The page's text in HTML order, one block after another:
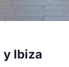
у Ibiza